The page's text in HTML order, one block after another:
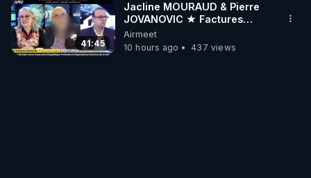
41:45
Jacline MOURAUD & Pierre
JOVANOVIC ★ Factures
Impayées : Où Est Passé Le
Pognon ?
Airmeet
10 hours ago
437 views